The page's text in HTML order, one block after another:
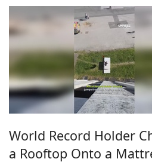
World Record Holder
a Rooftop Onto a